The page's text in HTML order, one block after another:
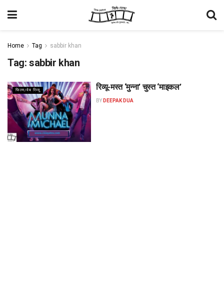
Home Tag sabbir khan
Tag: sabbir khan
फिल्म/वेब रिव्यू रिव्यू-मस्त ‘मुन्ना’ चुस्त ‘माइकल’
BY DEEPAK DUA